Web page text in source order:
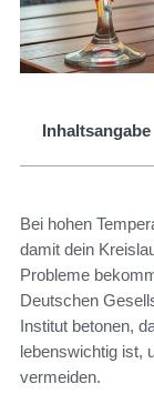
Inhaltsangabe
Bei hohen
damit dein
Probleme
Deutschen
Institut betonen,
lebenswichtig ist,
vermeiden.